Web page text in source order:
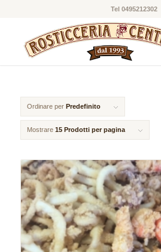
Tel 0495212302
Ordinare per Predefinito
Mostrare 15 Prodotti per pagina